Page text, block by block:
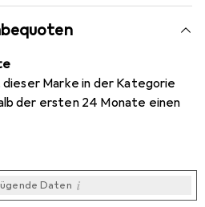
Marke in der Kategorie
der ersten 24 Monate einen
Daten i